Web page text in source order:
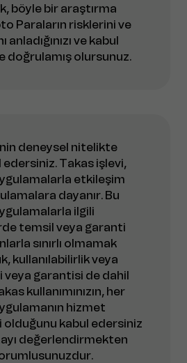
böyle bir araştırma
Paraların risklerini ve
anladığınızı ve kabul
doğrulamış olursunuz.
deneysel nitelikte
Takas işlevi,
etkileşim
dayanır. Bu
ilgili
temsil veya garanti
sınırlı olmamak
kullanılabilirlik veya
veya garantisi de dahil
kullanımınızın, her
hizmet
olduğunu kabul edersiniz
değerlendirmekten